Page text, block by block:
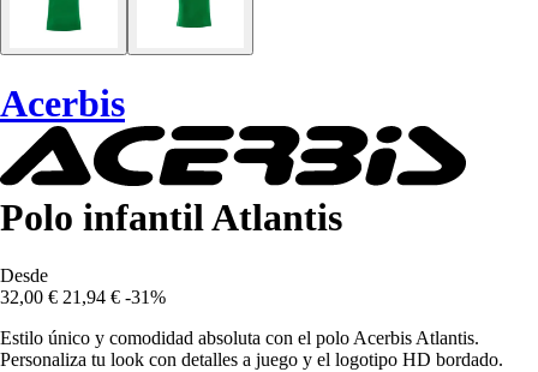
Acerbis
Polo infantil Atlantis
Desde
32,00 € 21,94 € -31%
Estilo único y comodidad absoluta con el polo Acerbis Atlantis.
Personaliza tu look con detalles a juego y el logotipo HD bordado.